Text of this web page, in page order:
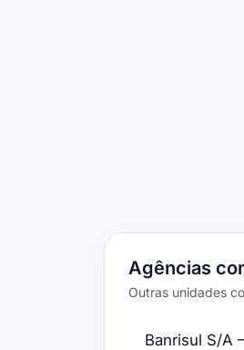
Agências
Outras unidades
Banrisul S/A